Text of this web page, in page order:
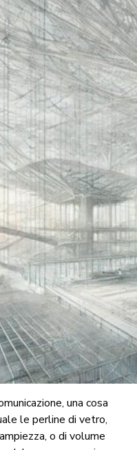
una cosa
le perline di vetro,
o di volume